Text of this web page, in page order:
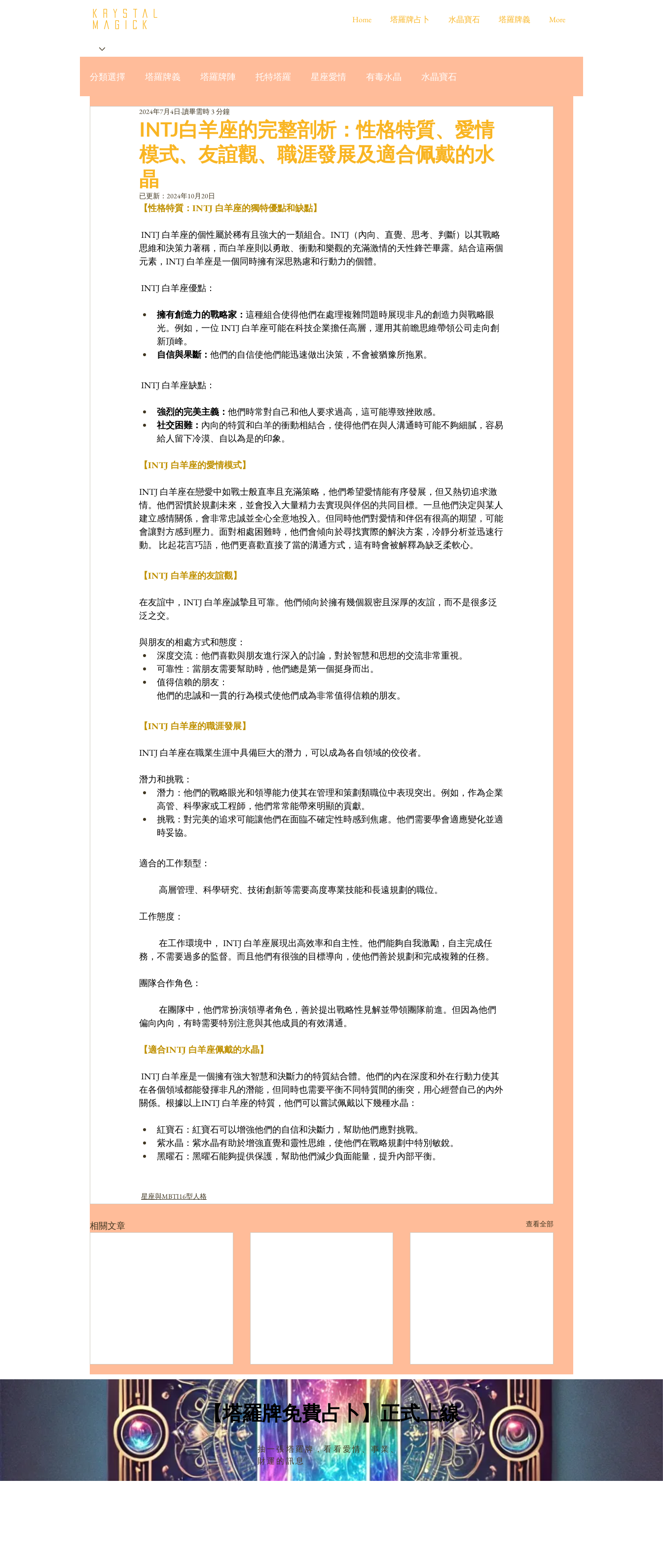
krystal
Magick
分類選擇 塔羅牌義 塔羅牌陣 托特塔羅 星座愛情 有毒水晶 水晶寶石
星座與MBTI16型人格
INTJ白羊座的完整剖析：性格特質、愛情
模式、友誼觀、職涯發展及適合佩戴的水
晶
2024年7月4日 讀畢需時 3 分鐘
已更新： 2024年10月20日
【性格特質：INTJ 白羊座的獨特優點和缺點】
INTJ 白羊座的個性屬於稀有且強大的一類組合。INTJ（內向、直覺、思考、判斷）以其戰略
思維和決策力著稱，而白羊座則以勇敢、衝動和樂觀的充滿激情的天性鋒芒畢露。結合這兩個
元素，INTJ 白羊座是一個同時擁有深思熟慮和行動力的個體。
INTJ 白羊座優點：
擁有創造力的戰略家： 這種組合使得他們在處理複雜問題時展現非凡的創造力與戰略眼
光。例如，一位 INTJ 白羊座可能在科技企業擔任高層，運用其前瞻思維帶領公司走向創
新頂峰。
自信與果斷： 他們的自信使他們能迅速做出決策，不會被猶豫所拖累。
INTJ 白羊座缺點：
強烈的完美主義： 他們時常對自己和他人要求過高，這可能導致挫敗感。
社交困難： 內向的特質和白羊的衝動相結合，使得他們在與人溝通時可能不夠細膩，容易
給人留下冷漠、自以為是的印象。
【INTJ 白羊座的愛情模式】
INTJ 白羊座在戀愛中如戰士般直率且充滿策略，他們希望愛情能有序發展，但又熱切追求激
情。他們習慣於規劃未來，並會投入大量精力去實現與伴侶的共同目標。一旦他們決定與某人
建立感情關係，會非常忠誠並全心全意地投入。但同時他們對愛情和伴侶有很高的期望，可能
會讓對方感到壓力。面對相處困難時，他們會傾向於尋找實際的解決方案，冷靜分析並迅速行
動。 比起花言巧語，他們更喜歡直接了當的溝通方式，這有時會被解釋為缺乏柔軟心。
【INTJ 白羊座的友誼觀】
在友誼中，INTJ 白羊座誠摯且可靠。他們傾向於擁有幾個親密且深厚的友誼，而不是很多泛
泛之交。
與朋友的相處方式和態度：
深度交流：他們喜歡與朋友進行深入的討論，對於智慧和思想的交流非常重視。
可靠性：當朋友需要幫助時，他們總是第一個挺身而出。
值得信賴的朋友：
他們的忠誠和一貫的行為模式使他們成為非常值得信賴的朋友。
【INTJ 白羊座的職涯發展】
INTJ 白羊座在職業生涯中具備巨大的潛力，可以成為各自領域的佼佼者。
潛力和挑戰：
潛力：他們的戰略眼光和領導能力使其在管理和策劃類職位中表現突出。例如，作為企業
高管、科學家或工程師，他們常常能帶來明顯的貢獻。
挑戰：對完美的追求可能讓他們在面臨不確定性時感到焦慮。他們需要學會適應變化並適
時妥協。
適合的工作類型：
	高層管理、科學研究、技術創新等需要高度專業技能和長遠規劃的職位。
工作態度：
務，不需要過多的監督。而且他們有很強的目標導向，使他們善於規劃和完成複雜的任務。
團隊合作角色：
偏向內向，有時需要特別注意與其他成員的有效溝通。
【適合INTJ 白羊座佩戴的水晶】
INTJ 白羊座是一個擁有強大智慧和決斷力的特質結合體。他們的內在深度和外在行動力使其
在各個領域都能發揮非凡的潛能，但同時也需要平衡不同特質間的衝突，用心經營自己的內外
關係。根據以上INTJ 白羊座的特質，他們可以嘗試佩戴以下幾種水晶：
紅寶石：紅寶石可以增強他們的自信和決斷力，幫助他們應對挑戰。
紫水晶：紫水晶有助於增強直覺和靈性思維，使他們在戰略規劃中特別敏銳。
黑曜石：黑曜石能夠提供保護，幫助他們減少負面能量，提升內部平衡。
星座與MBTI16型人格
相關文章 查看全部
INTJ水瓶座的完整剖析：性格
特質、愛情模式、友誼觀、職
涯發展及適合佩戴的水晶
【性格特質：INTJ水瓶座的獨特
優點和缺點】 INTJ水瓶座的組
合，意味著一個充滿智慧、獨立且
富有創造力的人。INTJ的性格測
試結果代表著內向、直覺、思維和
判斷，這些特質與充滿革新精神的
水瓶座特質相結合，形成了異常獨
INTJ 雙魚座的完整剖析：性格
特質、愛情模式、友誼觀、職
涯發展及適合佩戴的水晶
【性格特質：INTJ 雙魚座的獨特
優點和缺點】 INTJ 雙魚座 是一個
相對稀有的組合，將邏輯與情感、
冷靜與夢想結合在一起。他們的性
格特點獨特且豐富，擁有不少明顯
的優點與缺點。 優點： 創造力與
願景： 雙魚座的直覺與藝術感和
INTJ摩羯座的完整分析：性格
特質、愛情模式、友誼觀、職
涯發展及適合的水晶推薦
INTJ摩羯座是一個兼具計劃性和
務實性的優秀個體，他們在各個方
面都展現出卓越的才能和潛力。通
過了解和善用這些特質，他們可以
在各自的生活領域中獲得更大的成
功和滿足。 【INTJ摩羯座｜精英
型人格｜你獨特的優點和缺點】
【塔羅牌免費占卜】正式上線
抽一張塔羅牌，看看愛情、事業、
財運的訊息
Home 塔羅牌占卜 水晶寶石 塔羅牌義 More